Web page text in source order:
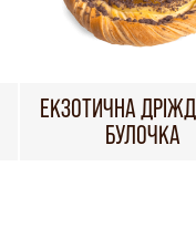
ЕКЗОТИЧНА
БУЛОЧКА